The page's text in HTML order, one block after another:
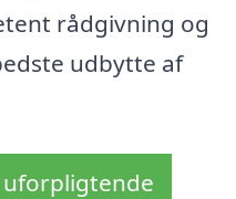
rådgivning og
udbytte af
uforpligtende